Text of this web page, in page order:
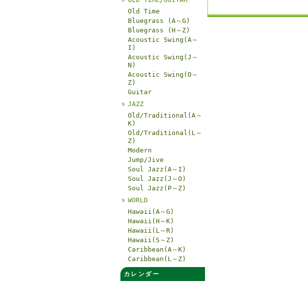
Old Time
Bluegrass (A～G)
Bluegrass (H～Z)
Acoustic Swing(A～
I)
Acoustic Swing(J～
N)
Acoustic Swing(O～
Z)
Guitar
JAZZ
Old/Traditional(A～
K)
Old/Traditional(L～
Z)
Modern
Jump/Jive
Soul Jazz(A～I)
Soul Jazz(J～O)
Soul Jazz(P～Z)
WORLD
Hawaii(A～G)
Hawaii(H～K)
Hawaii(L～R)
Hawaii(S～Z)
Caribbean(A～K)
Caribbean(L～Z)
カレンダー